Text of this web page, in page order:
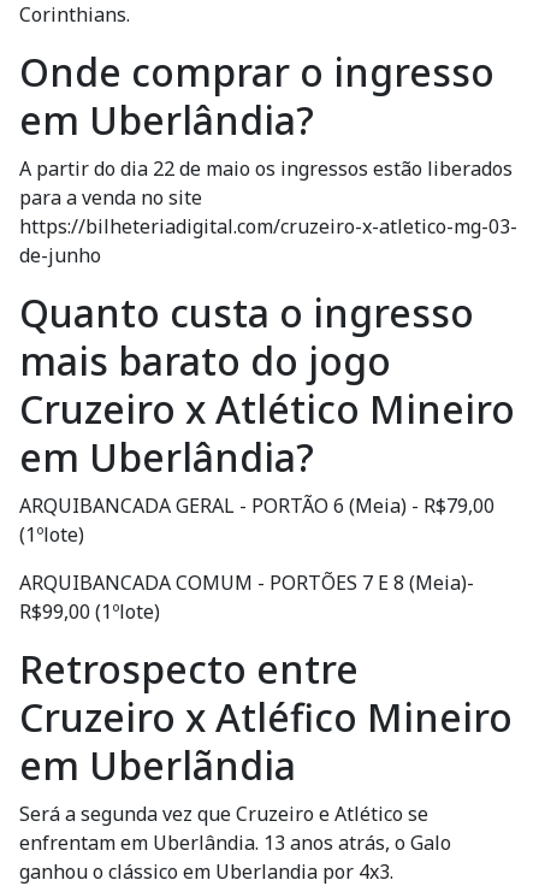
Corinthians.
Onde comprar o ingresso
em Uberlândia?
A partir do dia 22 de maio os ingressos estão liberados
para a venda no site
https://bilheteriadigital.com/cruzeiro-x-atletico-mg-03-
de-junho
Quanto custa o ingresso
mais barato do jogo
Cruzeiro x Atlético Mineiro
em Uberlândia?
ARQUIBANCADA GERAL - PORTÃO 6 (Meia) - R$79,00
(1ºlote)
ARQUIBANCADA COMUM - PORTÕES 7 E 8 (Meia)-
R$99,00 (1ºlote)
Retrospecto entre
Cruzeiro x Atléfico Mineiro
em Uberlãndia
Será a segunda vez que Cruzeiro e Atlético se
enfrentam em Uberlândia. 13 anos atrás, o Galo
ganhou o clássico em Uberlandia por 4x3.